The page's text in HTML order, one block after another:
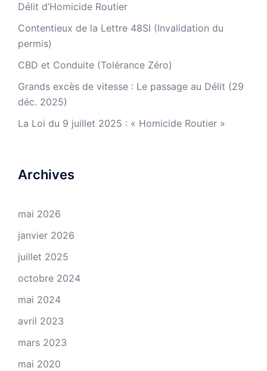
Délit d’Homicide Routier
Contentieux de la Lettre 48SI (Invalidation du
permis)
CBD et Conduite (Tolérance Zéro)
Grands excès de vitesse : Le passage au Délit (29
déc. 2025)
La Loi du 9 juillet 2025 : « Homicide Routier »
Archives
mai 2026
janvier 2026
juillet 2025
octobre 2024
mai 2024
avril 2023
mars 2023
mai 2020